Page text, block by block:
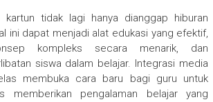
kartun tidak lagi hanya dianggap hiburan
ini dapat menjadi alat edukasi yang efektif,
kompleks secara menarik, dan
siswa dalam belajar. Integrasi media
membuka cara baru bagi guru untuk
memberikan pengalaman belajar yang